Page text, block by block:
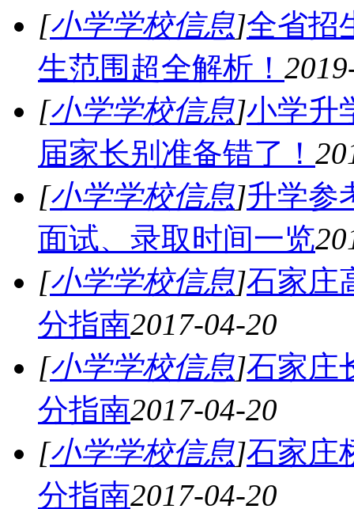
[小学学校信息]全省招
生范围超全解析！
[小学学校信息]小学升
届家长别准备错了！
[小学学校信息]升学参
面试、录取时间一览
[小学学校信息]石家庄
分指南2017-04-20
[小学学校信息]石家庄
分指南2017-04-20
[小学学校信息]石家庄
分指南2017-04-20